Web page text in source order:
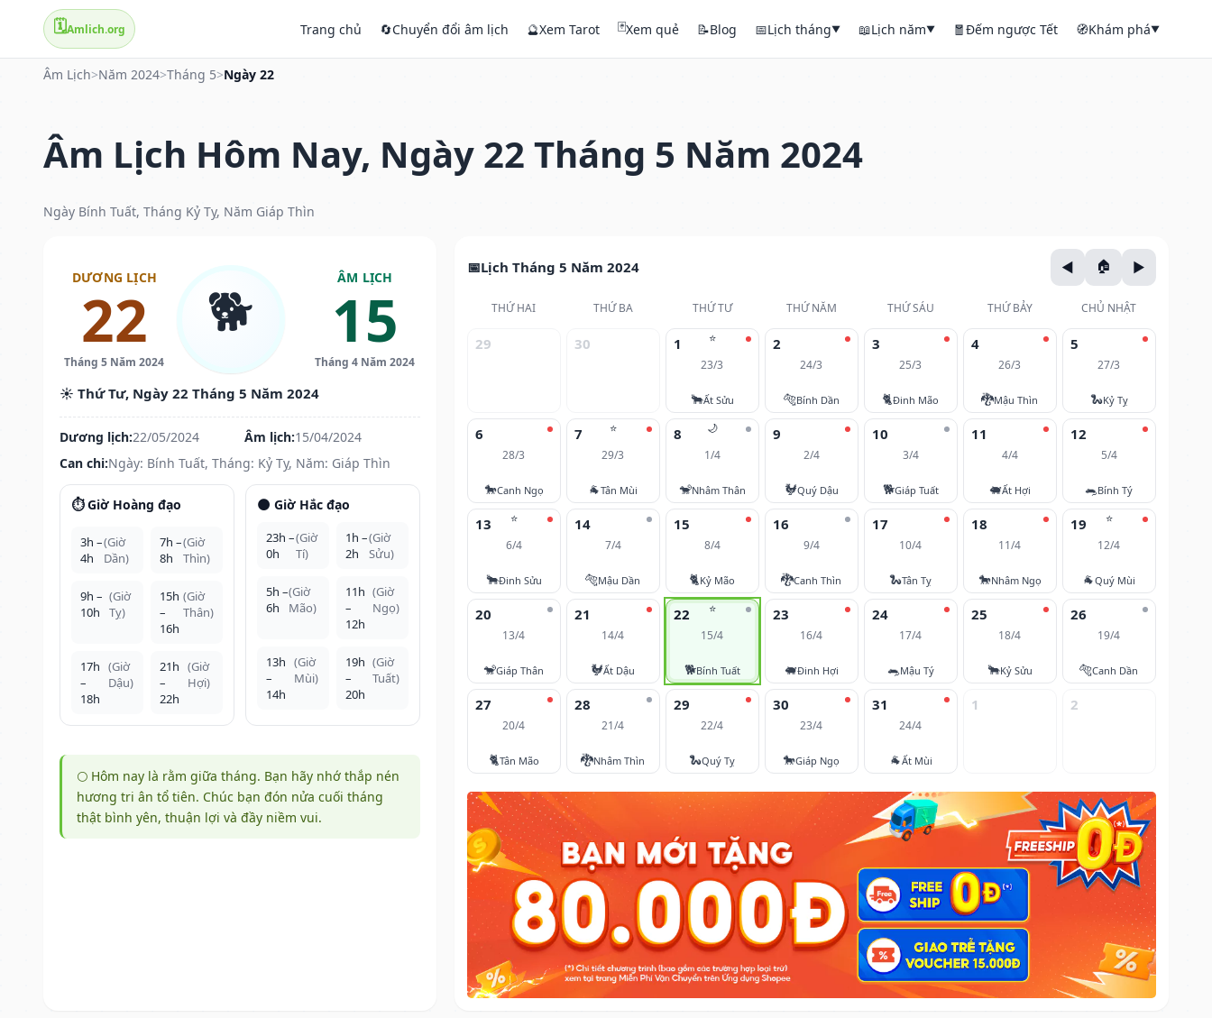
🗓️Amlich.org Trang chủ 🔄Chuyển đổi âm lịch 🔮Xem Tarot 🃏Xem quẻ 📝Blog 📅Lịch tháng▼ 📖Lịch năm▼ 🧧Đếm ngược Tết 🧭Khám phá▼
Âm Lịch>Năm 2024>Tháng 5>Ngày 22
Âm Lịch Hôm Nay, Ngày 22 Tháng 5 Năm 2024
Ngày Bính Tuất, Tháng Kỷ Tỵ, Năm Giáp Thìn
DƯƠNG LỊCH
22
Tháng 5 Năm 2024
🐕 ÂM LỊCH
15
Tháng 4 Năm 2024
☀️ Thứ Tư, Ngày 22 Tháng 5 Năm 2024
Dương lịch:22/05/2024 Âm lịch:15/04/2024
Can chi:Ngày: Bính Tuất, Tháng: Kỷ Tỵ, Năm: Giáp Thìn
⏱️ Giờ Hoàng đạo
3h –
4h
(Giờ
Dần)
7h –
8h
(Giờ
Thìn)
9h –
10h
(Giờ
Tỵ)
15h
–
16h
(Giờ
Thân)
17h
–
18h
(Giờ
Dậu)
21h
–
22h
(Giờ
Hợi)
🌑 Giờ Hắc đạo
23h –
0h
(Giờ
Tí)
1h –
2h
(Giờ
Sửu)
5h –
6h
(Giờ
Mão)
11h
–
12h
(Giờ
Ngọ)
13h
–
14h
(Giờ
Mùi)
19h
–
20h
(Giờ
Tuất)
🌕 Hôm nay là rằm giữa tháng. Bạn hãy nhớ thắp nén
hương tri ân tổ tiên. Chúc bạn đón nửa cuối tháng
thật bình yên, thuận lợi và đầy niềm vui.
Lịch Tháng 5 Năm 2024
THỨ HAI THỨ BA THỨ TƯ THỨ NĂM THỨ SÁU THỨ BẢY CHỦ NHẬT
29 30 ⭐
1
23/3
🐂Ất Sửu
2
24/3
🐅Bính Dần
3
25/3
🐈Đinh Mão
4
26/3
🐉Mậu Thìn
5
27/3
🐍Kỷ Tỵ
6
28/3
🐎Canh Ngọ
⭐
7
29/3
🐐Tân Mùi
🌙
8
1/4
🐒Nhâm Thân
9
2/4
🐓Quý Dậu
10
3/4
🐕Giáp Tuất
11
4/4
🐖Ất Hợi
12
5/4
🐀Bính Tý
⭐
13
6/4
🐂Đinh Sửu
14
7/4
🐅Mậu Dần
15
8/4
🐈Kỷ Mão
16
9/4
🐉Canh Thìn
17
10/4
🐍Tân Tỵ
18
11/4
🐎Nhâm Ngọ
⭐
19
12/4
🐐Quý Mùi
20
13/4
🐒Giáp Thân
21
14/4
🐓Ất Dậu
⭐
22
15/4
🐕Bính Tuất
23
16/4
🐖Đinh Hợi
24
17/4
🐀Mậu Tý
25
18/4
🐂Kỷ Sửu
26
19/4
🐅Canh Dần
27
20/4
🐈Tân Mão
28
21/4
🐉Nhâm Thìn
29
22/4
🐍Quý Tỵ
30
23/4
🐎Giáp Ngọ
31
24/4
🐐Ất Mùi
1 2